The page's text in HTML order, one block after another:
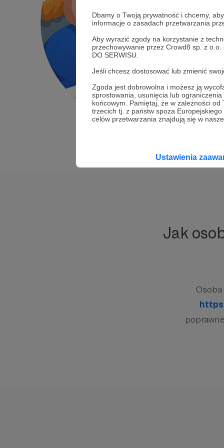
Dbamy o Twoją prywatność i chcemy,
informacje o zasadach przetwarzania
Aby wyrazić zgody na korzystanie z
przechowywanie przez Crowd8 sp. z
DO SERWISU.
Jeśli chcesz dostosować lub zmienić
Zgoda jest dobrowolna i możesz ją
sprostowania, usunięcia lub
końcowym. Pamiętaj, że w zależności
trzecich tj. z państw spoza
celów przetwarzania znajdują się w
Ustawienia
Jak